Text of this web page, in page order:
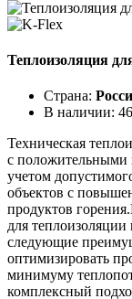
Теплоизоляция
Страна:
В наличии:
Техническая
с положительными
учетом
объектов с
продуктов
для теплоизоляции
следующие
оптимизировать
минимуму
комплексный